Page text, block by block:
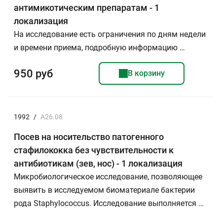
антимикотическим препаратам - 1
локализация
На исследование есть ограничения по дням недели
и времени приема, подробную информацию …
950 руб В корзину
1992 / А26.08
Посев на носительство патогенного
стафилококка без чувствительности к
антибиотикам (зев, нос) - 1 локализация
Микробиологическое исследование, позволяющее
выявить в исследуемом биоматериале бактерии
рода Staphylococcus. Исследование выполняется …